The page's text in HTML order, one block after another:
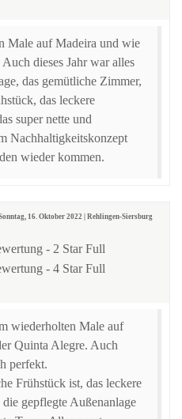
Male auf Madeira und wie
dieses Jahr war alles
das gemütliche Zimmer,
das leckere
super nette und
Nachhaltigkeitskonzept
wieder kommen.
16. Oktober 2022 | Rehlingen-Siersburg
wiederholten Male auf
Quinta Alegre. Auch
perfekt.
Frühstück ist, das leckere
gepflegte Außenanlage